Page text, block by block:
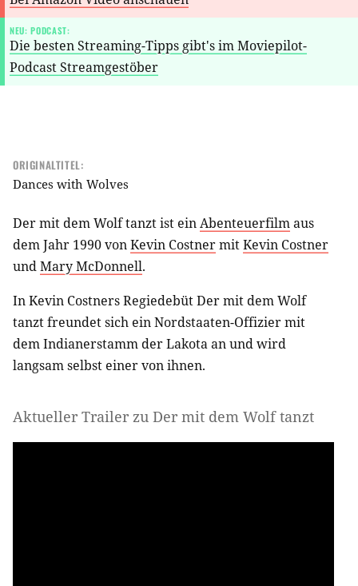
NEU: PODCAST:
Die besten Streaming-Tipps gibt's im Moviepilot-
Podcast Streamgestöber
ORIGINALTITEL:
Dances with Wolves
Der mit dem Wolf tanzt ist einAbenteuerfilmaus
dem Jahr 1990 vonKevin CostnermitKevin Costner
undMary McDonnell.
In Kevin Costners Regiedebüt Der mit dem Wolf
tanzt freundet sich ein Nordstaaten-Offizier mit
dem Indianerstamm der Lakota an und wird
langsam selbst einer von ihnen.
Aktueller Trailer zu Der mit dem Wolf tanzt